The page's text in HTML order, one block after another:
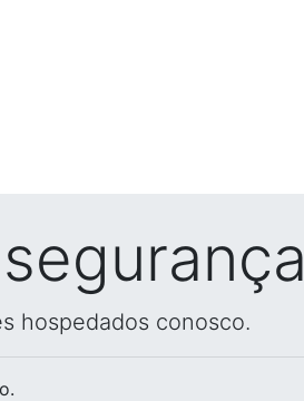
hospedados conosco.